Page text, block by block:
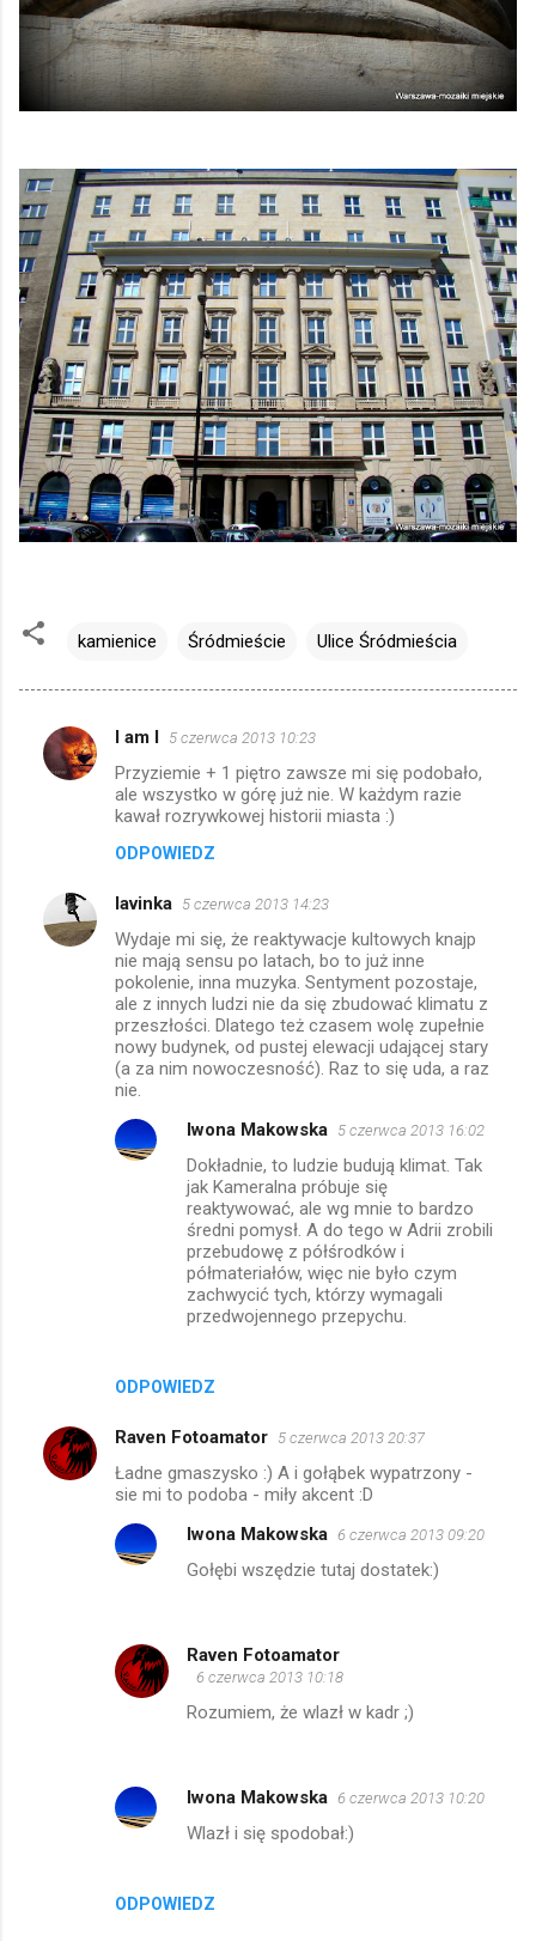
kamienice Śródmieście Ulice Śródmieścia
K
t
I am I 5 czerwca 2013 10:23
Przyziemie + 1 piętro zawsze mi się podobało,
ale wszystko w górę już nie. W każdym razie
kawał rozrywkowej historii miasta :)
ODPOWIEDZ
lavinka 5 czerwca 2013 14:23
Wydaje mi się, że reaktywacje kultowych knajp
nie mają sensu po latach, bo to już inne
pokolenie, inna muzyka. Sentyment pozostaje,
ale z innych ludzi nie da się zbudować klimatu z
przeszłości. Dlatego też czasem wolę zupełnie
nowy budynek, od pustej elewacji udającej stary
(a za nim nowoczesność). Raz to się uda, a raz
nie.
ODPOWIEDZ
Iwona Makowska 5 czerwca 2013 16:02
Dokładnie, to ludzie budują klimat. Tak
jak Kameralna próbuje się
reaktywować, ale wg mnie to bardzo
średni pomysł. A do tego w Adrii zrobili
przebudowę z półśrodków i
półmateriałów, więc nie było czym
zachwycić tych, którzy wymagali
przedwojennego przepychu.
Raven Fotoamator 5 czerwca 2013 20:37
Ładne gmaszysko :) A i gołąbek wypatrzony -
sie mi to podoba - miły akcent :D
ODPOWIEDZ
Iwona Makowska 6 czerwca 2013 09:20
Gołębi wszędzie tutaj dostatek:)
Raven Fotoamator
6 czerwca 2013 10:18
Rozumiem, że wlazł w kadr ;)
Iwona Makowska 6 czerwca 2013 10:20
Wlazł i się spodobał:)